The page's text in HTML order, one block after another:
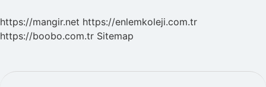
https://mangir.net https://enlemkoleji.com.tr
https://boobo.com.tr Sitemap